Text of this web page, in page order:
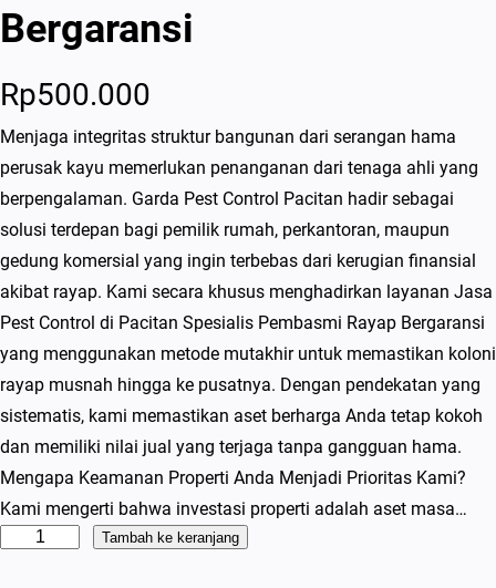
Bergaransi
Rp500.000
Menjaga integritas struktur bangunan dari serangan hama
perusak kayu memerlukan penanganan dari tenaga ahli yang
berpengalaman. Garda Pest Control Pacitan hadir sebagai
solusi terdepan bagi pemilik rumah, perkantoran, maupun
gedung komersial yang ingin terbebas dari kerugian finansial
akibat rayap. Kami secara khusus menghadirkan layanan Jasa
Pest Control di Pacitan Spesialis Pembasmi Rayap Bergaransi
yang menggunakan metode mutakhir untuk memastikan koloni
rayap musnah hingga ke pusatnya. Dengan pendekatan yang
sistematis, kami memastikan aset berharga Anda tetap kokoh
dan memiliki nilai jual yang terjaga tanpa gangguan hama.
Mengapa Keamanan Properti Anda Menjadi Prioritas Kami?
Kami mengerti bahwa investasi properti adalah aset masa…
Tambah ke keranjang